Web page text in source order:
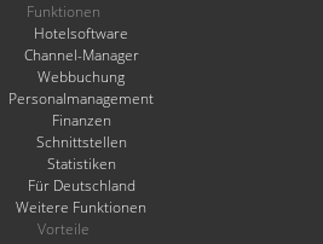
Funktionen
Hotelsoftware
Channel-Manager
Webbuchung
Personalmanagement
Finanzen
Schnittstellen
Statistiken
Für Deutschland
Weitere Funktionen
Vorteile